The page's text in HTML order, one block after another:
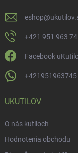
eshop@
+421 951 963
Facebook
+421951963745
UKUTILOV
O nás kutiloch
Hodnotenia obchodu